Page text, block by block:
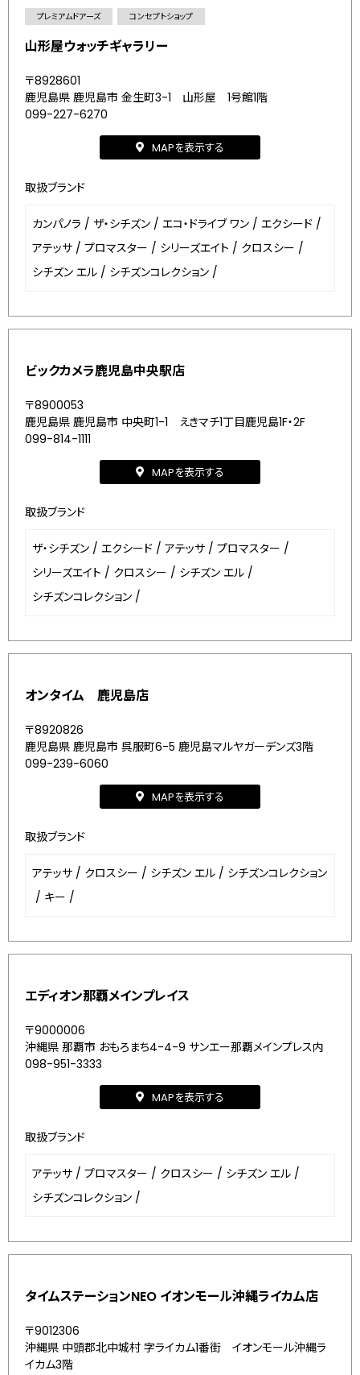
プレミアムドアーズ コンセプトショップ
山形屋ウォッチギャラリー
〒8928601
鹿児島県 鹿児島市 金生町3-1 山形屋 1号館1階
099-227-6270
MAPを表示する
取扱ブランド
カンパノラ / ザ・シチズン / エコ・ドライブ ワン / エクシード /
アテッサ / プロマスター / シリーズエイト / クロスシー /
シチズン エル / シチズンコレクション /
ビックカメラ鹿児島中央駅店
〒8900053
鹿児島県 鹿児島市 中央町1-1 えきマチ1丁目鹿児島1F・2F
099-814-1111
MAPを表示する
取扱ブランド
ザ・シチズン / エクシード / アテッサ / プロマスター /
シリーズエイト / クロスシー / シチズン エル /
シチズンコレクション /
オンタイム 鹿児島店
〒8920826
鹿児島県 鹿児島市 呉服町6-5 鹿児島マルヤガーデンズ3階
099-239-6060
MAPを表示する
取扱ブランド
アテッサ / クロスシー / シチズン エル / シチズンコレクション
/ キー /
エディオン那覇メインプレイス
〒9000006
沖縄県 那覇市 おもろまち4-4-9 サンエー那覇メインプレス内
098-951-3333
MAPを表示する
取扱ブランド
アテッサ / プロマスター / クロスシー / シチズン エル /
シチズンコレクション /
タイムステーションNEO イオンモール沖縄ライカム店
〒9012306
沖縄県 中頭郡北中城村 字ライカム1番街 イオンモール沖縄ラ
イカム3階